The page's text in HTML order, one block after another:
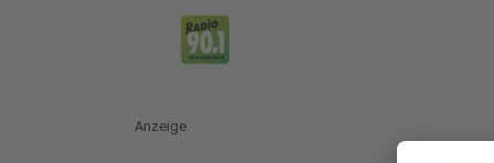
Anzeige